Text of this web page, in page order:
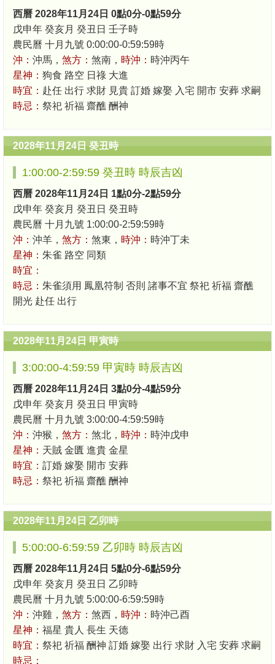
西曆 2028年11月24日 0點0分-0點59分
戊申年 癸亥月 癸丑日 壬子時
農民曆 十月九號 0:00:00-0:59:59時
沖： 沖馬， 煞方： 煞南， 時沖： 時沖丙午
星神： 狗食 路空 日祿 大進
時宜： 赴任 出行 求財 見貴 訂婚 嫁娶 入宅 開市 安葬 求嗣
時忌： 祭祀 祈福 齋醮 酬神
2028年11月24日 癸丑時
1:00:00-2:59:59 癸丑時 時辰吉凶
西曆 2028年11月24日 1點0分-2點59分
戊申年 癸亥月 癸丑日 癸丑時
農民曆 十月九號 1:00:00-2:59:59時
沖： 沖羊， 煞方： 煞東， 時沖： 時沖丁未
星神： 朱雀 路空 同類
時宜：
時忌： 朱雀須用 鳳凰符制 否則 諸事不宜 祭祀 祈福 齋醮
開光 赴任 出行
2028年11月24日 甲寅時
3:00:00-4:59:59 甲寅時 時辰吉凶
西曆 2028年11月24日 3點0分-4點59分
戊申年 癸亥月 癸丑日 甲寅時
農民曆 十月九號 3:00:00-4:59:59時
沖： 沖猴， 煞方： 煞北， 時沖： 時沖戊申
星神： 天賊 金匱 進貴 金星
時宜： 訂婚 嫁娶 開市 安葬
時忌： 祭祀 祈福 齋醮 酬神
2028年11月24日 乙卯時
5:00:00-6:59:59 乙卯時 時辰吉凶
西曆 2028年11月24日 5點0分-6點59分
戊申年 癸亥月 癸丑日 乙卯時
農民曆 十月九號 5:00:00-6:59:59時
沖： 沖雞， 煞方： 煞西， 時沖： 時沖己酉
星神： 福星 貴人 長生 天德
時宜： 祭祀 祈福 酬神 訂婚 嫁娶 出行 求財 入宅 安葬 求嗣
時忌：